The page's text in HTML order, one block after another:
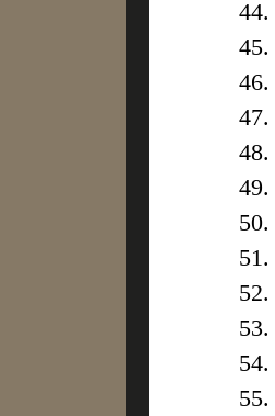
44.
45.
46.
47.
48.
49.
50.
51.
52.
53.
54.
55.